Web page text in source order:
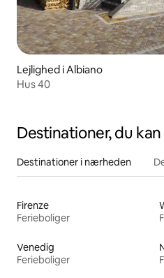
Lejlighed i Albiano
Hus 40
Destinationer, du
Destinationer i nærheden
Firenze
Ferieboliger
Venedig
Ferieboliger